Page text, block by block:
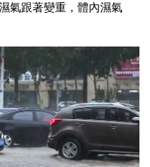
氣跟著變重，體內濕氣